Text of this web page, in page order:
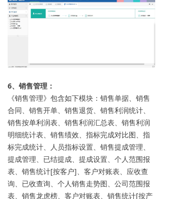
6、销售管理：
《销售管理》包含如下模块：销售单据、销售
合同、销售开单、销售退货、销售利润统计、
销售按单利润表、销售利润汇总表、销售利润
明细统计表、销售绩效、指标完成对比图、指
标完成统计、人员指标设置、销售提成管理、
提成管理、已结提成、提成设置、个人范围报
表、销售统计[按客户]、客户对账表、应收查
询、已收查询、个人销售走势图、公司范围报
表、销售龙虎榜、客户对账表、销售统计[按产